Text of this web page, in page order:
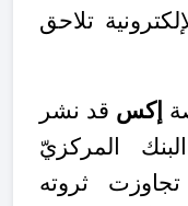
تلاحق
إكس قد نشر
المركزيّ
ثروته